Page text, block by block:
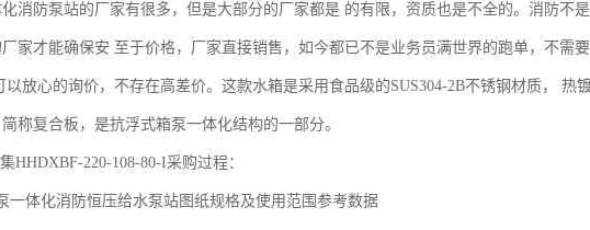
消防泵站的厂家有很多，但是大部分的厂家都是 的有限，资质也是不全的。消防不
家才能确保安 至于价格，厂家直接销售，如今都已不是业务员满世界的跑单，不需
放心的询价，不存在高差价。这款水箱是采用食品级的SUS304-2B不锈钢材质， 热
称复合板，是抗浮式箱泵一体化结构的一部分。
HHDXBF-220-108-80-I采购过程：
一体化消防恒压给水泵站图纸规格及使用范围参考数据